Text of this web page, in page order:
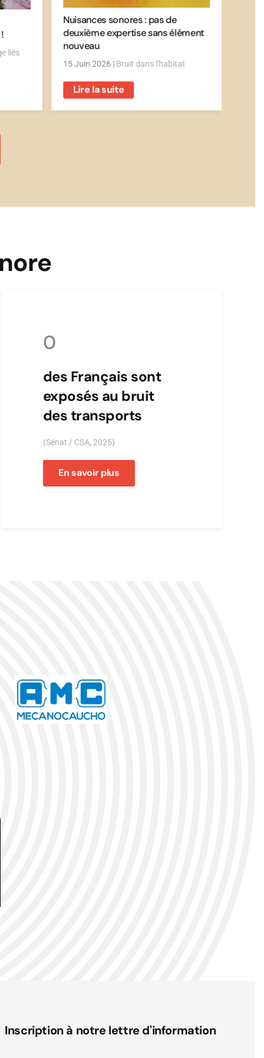
liés
Nuisances sonores : pas de
deuxième expertise sans élément
nouveau
15 Juin 2026 | Bruit dans l'habitat
Lire la suite
0
des Français sont
exposés au bruit
des transports
(Sénat / CSA, 2025)
En savoir plus
Inscription à notre lettre d'information